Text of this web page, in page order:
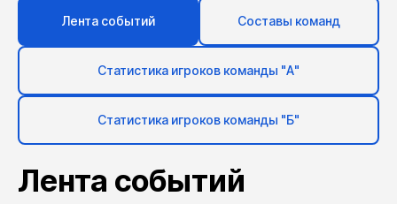
Лента событий Составы команд
Статистика игроков команды "А"
Статистика игроков команды "Б"
Лента событий